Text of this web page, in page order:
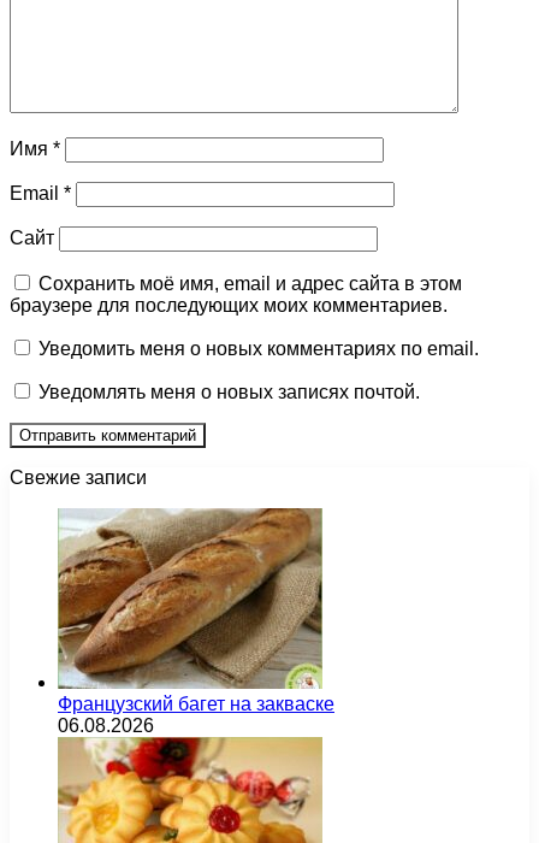
Имя *
Email *
Сайт
Сохранить моё имя, email и адрес сайта в этом
браузере для последующих моих комментариев.
Уведомить меня о новых комментариях по email.
Уведомлять меня о новых записях почтой.
Свежие записи
Французский багет на закваске
06.08.2026